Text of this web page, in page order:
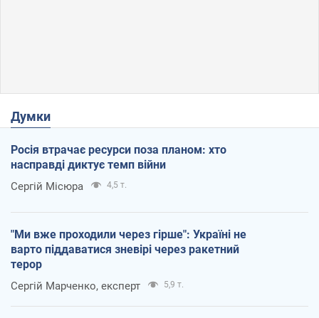
Думки
Росія втрачає ресурси поза планом: хто
насправді диктує темп війни
Сергій Місюра 4,5 т.
"Ми вже проходили через гірше": Україні не
варто піддаватися зневірі через ракетний
терор
Сергій Марченко, експерт 5,9 т.